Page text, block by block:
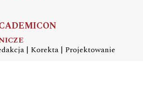
| Korekta | Projektowanie